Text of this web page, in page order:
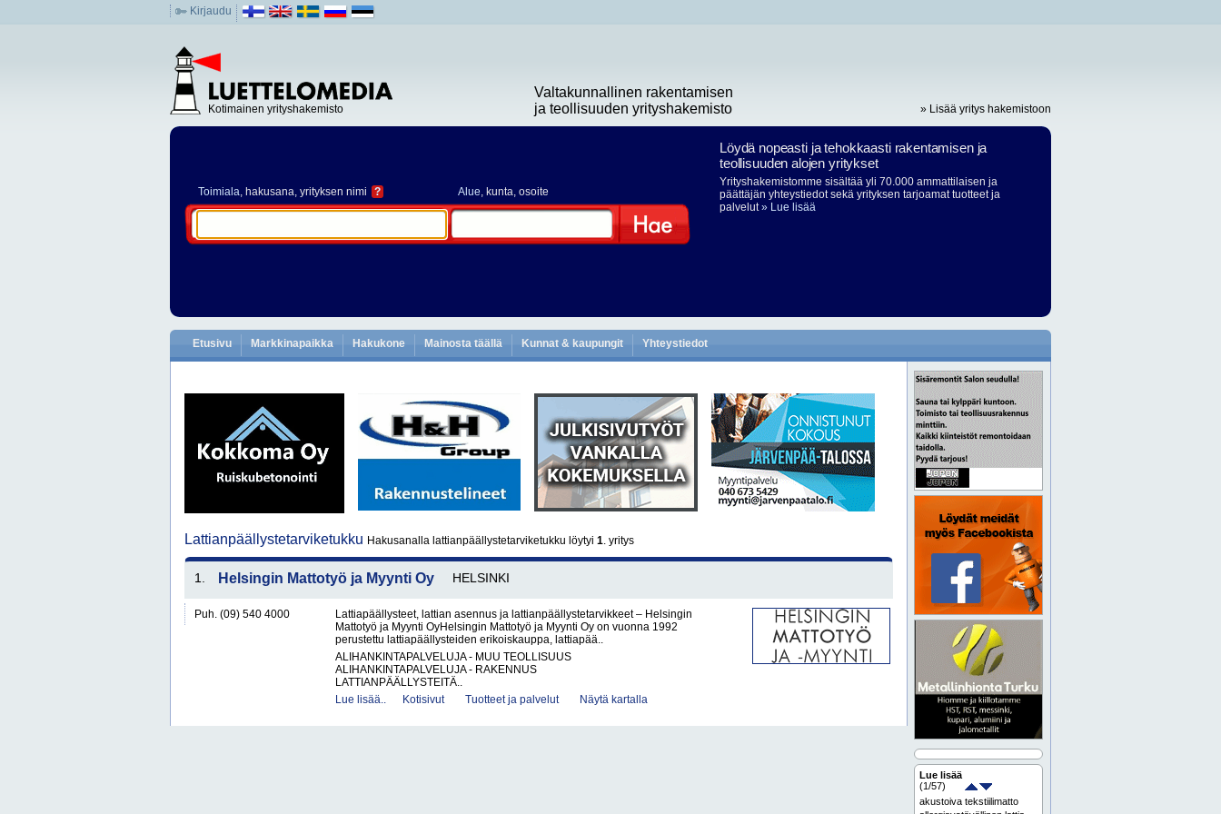
Kirjaudu
Kotimainen yrityshakemisto
Valtakunnallinen rakentamisen
ja teollisuuden yrityshakemisto
» Lisää yritys hakemistoon
Toimiala, hakusana, yrityksen nimi ? Alue, kunta, osoite
Löydä nopeasti ja tehokkaasti rakentamisen ja
teollisuuden alojen yritykset
Yrityshakemistomme sisältää yli 70.000 ammattilaisen ja
päättäjän yhteystiedot sekä yrityksen tarjoamat tuotteet ja
palvelut» Lue lisää
Etusivu Markkinapaikka Hakukone Mainosta täällä Kunnat & kaupungit Yhteystiedot
Lattianpäällystetarviketukku Hakusanalla lattianpäällystetarviketukku löytyi 1. yritys
1. Helsingin Mattotyö ja Myynti Oy HELSINKI
Puh. (09) 540 4000
Lattiapäällysteet, lattian asennus ja lattianpäällystetarvikkeet – Helsingin
Mattotyö ja Myynti OyHelsingin Mattotyö ja Myynti Oy on vuonna 1992
perustettu lattiapäällysteiden erikoiskauppa, lattiapää..
ALIHANKINTAPALVELUJA - MUU TEOLLISUUS
ALIHANKINTAPALVELUJA - RAKENNUS
LATTIANPÄÄLLYSTEITÄ..
Lue lisää..
Kotisivut Tuotteet ja palvelut Näytä kartalla
Lue lisää
(1/57)
akustoiva tekstiilimatto